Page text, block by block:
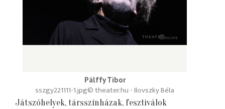
Pálffy Tibor
© theater.hu - Ilovszky Béla
sszgy221111-1.jpg
Játszóhelyek, társszínházak, fesztiválok